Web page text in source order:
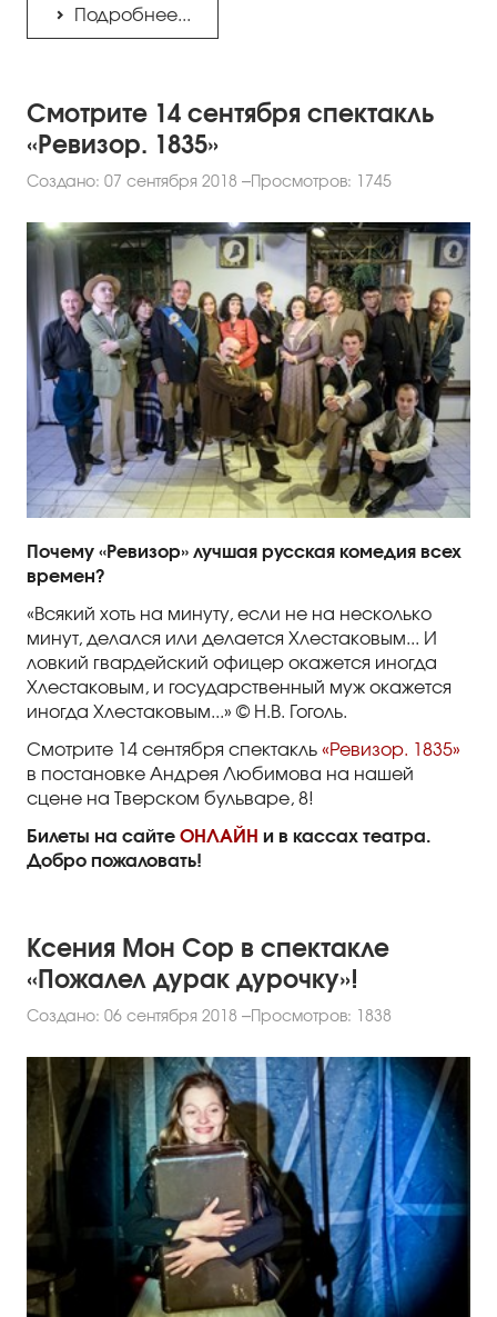
Подробнее...
Смотрите 14 сентября спектакль
«Ревизор. 1835»
Создано: 07 сентября 2018 Просмотров: 1745
Почему «Ревизор» лучшая русская комедия всех
времен?
«Всякий хоть на минуту, если не на несколько
минут, делался или делается Хлестаковым... И
ловкий гвардейский офицер окажется иногда
Хлестаковым, и государственный муж окажется
иногда Хлестаковым...» © Н.В. Гоголь.
Смотрите 14 сентября спектакль «Ревизор. 1835»
в постановке Андрея Любимова на нашей
сцене на Тверском бульваре, 8!
Билеты на сайте ОНЛАЙН и в кассах театра.
Добро пожаловать!
Ксения Мон Сор в спектакле
«Пожалел дурак дурочку»!
Создано: 06 сентября 2018 Просмотров: 1838